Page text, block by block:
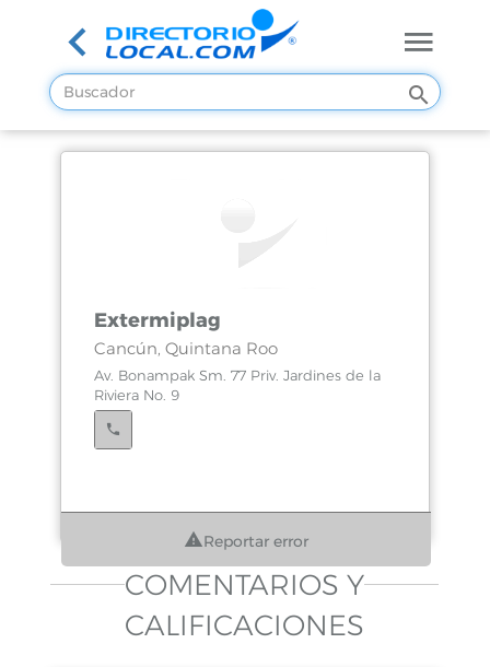
Extermiplag
Cancún, Quintana Roo
Av. Bonampak Sm. 77 Priv. Jardines de la
Riviera No. 9
Reportar error
COMENTARIOS Y
CALIFICACIONES